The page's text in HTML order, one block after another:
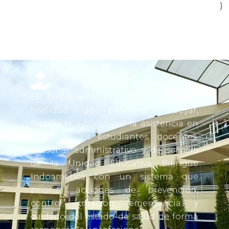
)
El Departamento Médico tiene la
finalidad de promover, apoyar,
fortalecer y coordinar la asistencia en
salud de los estudiantes, docentes,
personal administrativo y de servicio
de la Unidad Educativa Bilingüe
Indoamérica con un sistema que
prioriza acciones de prevención,
control, curación, emergencia y
cuidado del estado de salud de forma